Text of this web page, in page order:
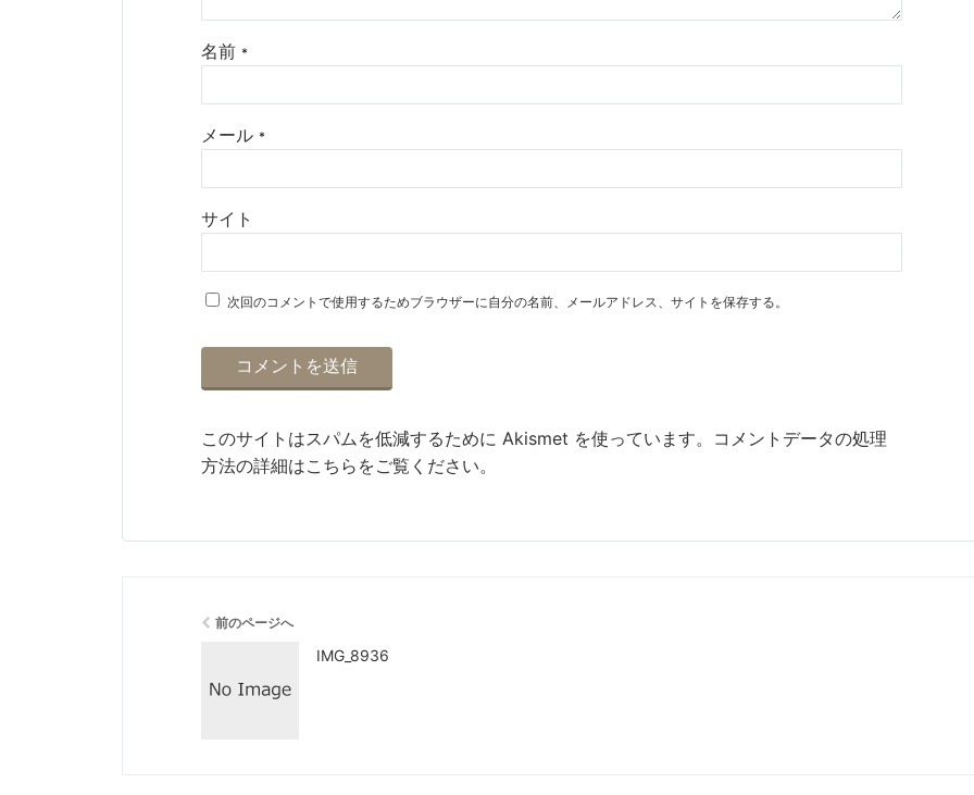
名前 *
メール *
サイト
次回のコメントで使用するためブラウザーに自分の名前、メールアドレス、サイトを保存する。
このサイトはスパムを低減するために Akismet を使っています。 コメントデータの処理
方法の詳細はこちらをご覧ください。
前のページへ
IMG_8936